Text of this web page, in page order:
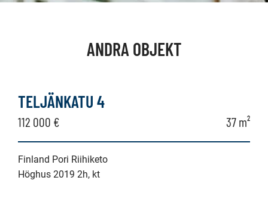
ANDRA OBJEKT
TELJÄNKATU 4
112 000 € 37 m²
Finland Pori Riihiketo
Höghus 2019 2h, kt